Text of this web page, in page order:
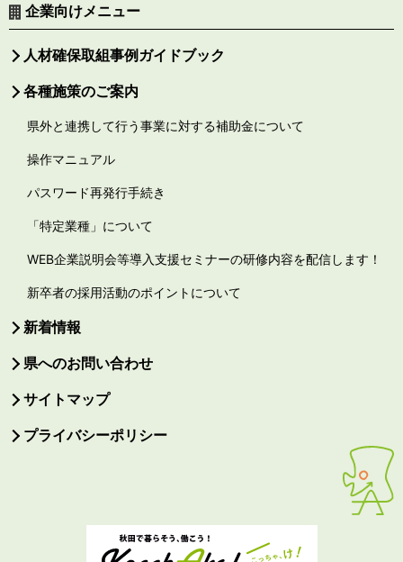
企業向けメニュー
人材確保取組事例ガイドブック
各種施策のご案内
県外と連携して行う事業に対する補助金について
操作マニュアル
パスワード再発行手続き
「特定業種」について
WEB企業説明会等導入支援セミナーの研修内容を配信します！
新卒者の採用活動のポイントについて
新着情報
県へのお問い合わせ
サイトマップ
プライバシーポリシー